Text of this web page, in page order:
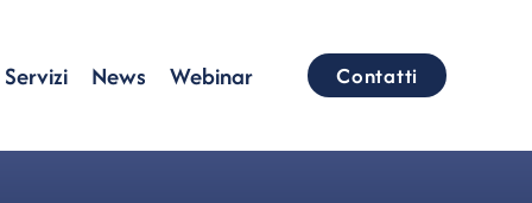
Servizi News Webinar Contatti